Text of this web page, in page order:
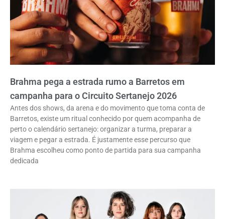
Brahma pega a estrada rumo a Barretos em
campanha para o Circuito Sertanejo 2026
Antes dos shows, da arena e do movimento que toma conta de
Barretos, existe um ritual conhecido por quem acompanha de
perto o calendário sertanejo: organizar a turma, preparar a
viagem e pegar a estrada. É justamente esse percurso que
Brahma escolheu como ponto de partida para sua campanha
dedicada